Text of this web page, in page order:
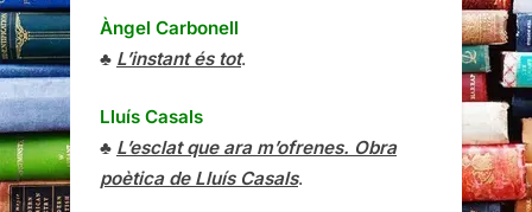
Àngel Carbonell
♣ L’instant és tot.
Lluís Casals
♣ L’esclat que ara m’ofrenes. Obra
poètica de Lluís Casals.